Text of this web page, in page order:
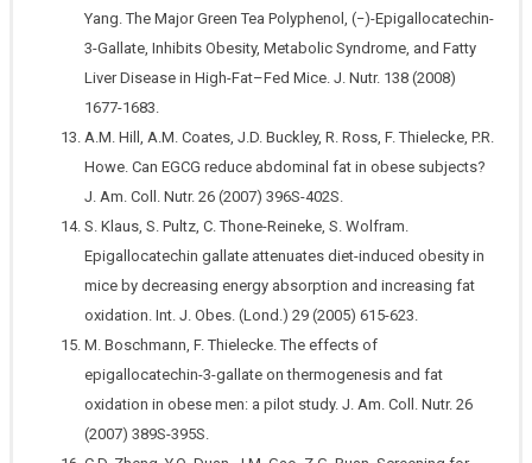
Yang. The Major Green Tea Polyphenol, (−)-Epigallocatechin-
3-Gallate, Inhibits Obesity, Metabolic Syndrome, and Fatty
Liver Disease in High-Fat–Fed Mice. J. Nutr. 138 (2008)
1677-1683.
A.M. Hill, A.M. Coates, J.D. Buckley, R. Ross, F. Thielecke, P.R.
Howe. Can EGCG reduce abdominal fat in obese subjects?
J. Am. Coll. Nutr. 26 (2007) 396S-402S.
S. Klaus, S. Pultz, C. Thone-Reineke, S. Wolfram.
Epigallocatechin gallate attenuates diet-induced obesity in
mice by decreasing energy absorption and increasing fat
oxidation. Int. J. Obes. (Lond.) 29 (2005) 615-623.
M. Boschmann, F. Thielecke. The effects of
epigallocatechin-3-gallate on thermogenesis and fat
oxidation in obese men: a pilot study. J. Am. Coll. Nutr. 26
(2007) 389S-395S.